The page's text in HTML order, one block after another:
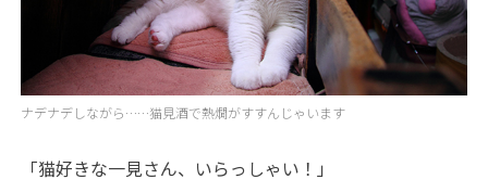
ナデナデしながら……猫見酒で熱燗がすすんじゃいます
「猫好きな一見さん、いらっしゃい！」